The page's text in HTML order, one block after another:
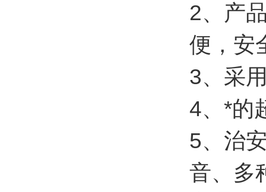
2、产
便，安
3、采
4、*的
5、治
音、多